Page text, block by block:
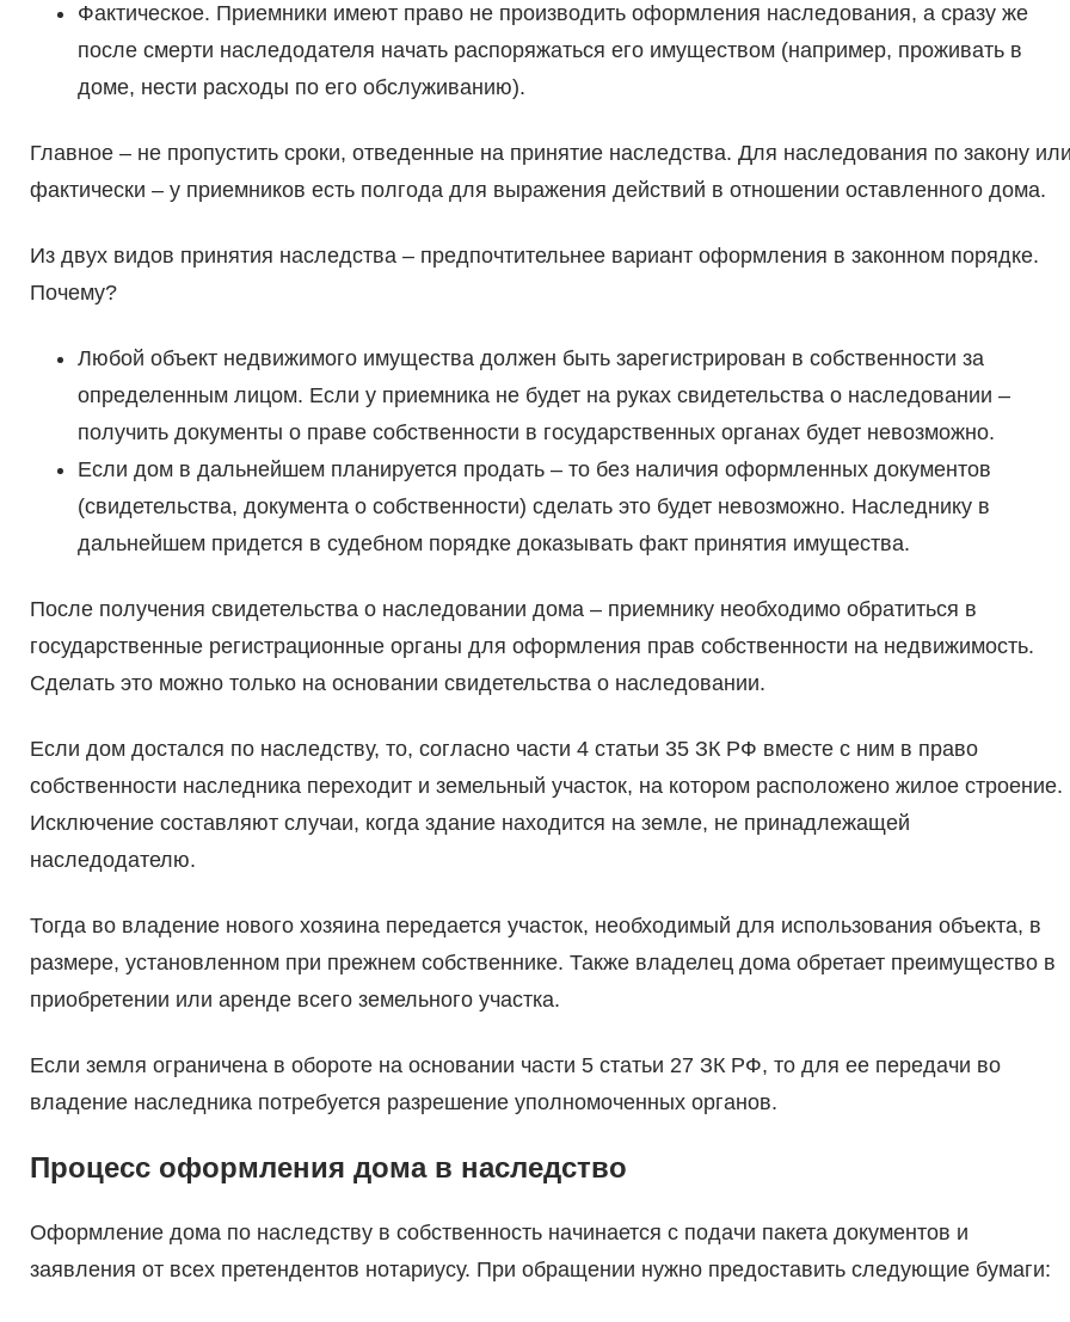
Фактическое. Приемники имеют право не производить оформления наследования, а сразу же
после смерти наследодателя начать распоряжаться его имуществом (например, проживать в
доме, нести расходы по его обслуживанию).
Главное – не пропустить сроки, отведенные на принятие наследства. Для наследования по закону
фактически – у приемников есть полгода для выражения действий в отношении оставленного дома.
Из двух видов принятия наследства – предпочтительнее вариант оформления в законном порядке.
Почему?
Любой объект недвижимого имущества должен быть зарегистрирован в собственности за
определенным лицом. Если у приемника не будет на руках свидетельства о наследовании –
получить документы о праве собственности в государственных органах будет невозможно.
Если дом в дальнейшем планируется продать – то без наличия оформленных документов
(свидетельства, документа о собственности) сделать это будет невозможно. Наследнику в
дальнейшем придется в судебном порядке доказывать факт принятия имущества.
После получения свидетельства о наследовании дома – приемнику необходимо обратиться в
государственные регистрационные органы для оформления прав собственности на недвижимость.
Сделать это можно только на основании свидетельства о наследовании.
Если дом достался по наследству, то, согласно части 4 статьи 35 ЗК РФ вместе с ним в право
собственности наследника переходит и земельный участок, на котором расположено жилое строение.
Исключение составляют случаи, когда здание находится на земле, не принадлежащей
наследодателю.
Тогда во владение нового хозяина передается участок, необходимый для использования объекта, в
размере, установленном при прежнем собственнике. Также владелец дома обретает преимущество в
приобретении или аренде всего земельного участка.
Если земля ограничена в обороте на основании части 5 статьи 27 ЗК РФ, то для ее передачи во
владение наследника потребуется разрешение уполномоченных органов.
Процесс оформления дома в наследство
Оформление дома по наследству в собственность начинается с подачи пакета документов и
заявления от всех претендентов нотариусу. При обращении нужно предоставить следующие бумаги: